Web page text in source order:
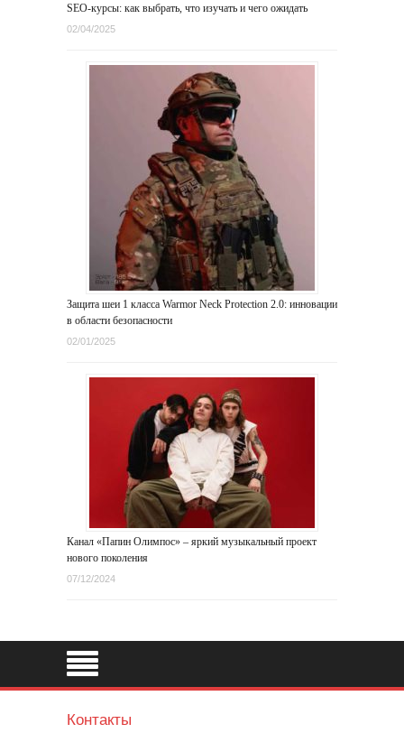
SEO-курсы: как выбрать, что изучать и чего ожидать
02/04/2025
Защита шеи 1 класса Warmor Neck Protection 2.0: инновации
в области безопасности
02/01/2025
Канал «Папин Олимпос» – яркий музыкальный проект
нового поколения
07/12/2024
Контакты